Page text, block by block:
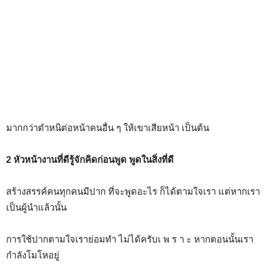
มากกว่าตำหนิต่อหน้าคนอื่น ๆ ให้เขาเสียหน้า เป็นต้น
2 หัวหน้างานที่ดีรู้จักคิดก่อนพูด พูดในสิ่งที่ดี
สร้างสรรค์คนทุกคนมีปาก ที่จะพูดอะไร ก็ได้ตามใจเรา แต่หากเรา
เป็นผู้นำแล้วนั้น
การใช้ปากตามใจเราย่อมทำ ไม่ได้ครับเ พ ร า ะ หากตอนนั้นเรา
กำลังโมโหอยู่